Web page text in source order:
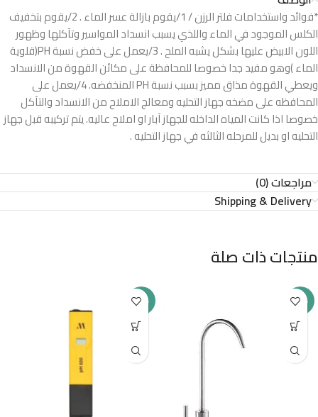
*فوائد واستخدامات فلتر الرزن / 1/يقوم بازالة عسر الماء . 2/يقوم بتخفيف
الكلس الموجود في الماء واللذي يسبب انسداد المواسير وتآكلها وظهور
اللون الابيض عليها بشكل يشبه الملح . 3/يعمل على خفض نسبة PH(قلوية
الماء )وهو مفيد جدا خصوصا للمحافظة على مكائن القهوة من الانسداد
ويعطي القهوة مذاق مميز بسبب نسبة PH المنخفضه. 4/يعمل على
المحافظه على مضخه جهاز التحليه ومعالج الاملاح من الانسداد والتآكل
خصوصا اذا كانت المياه الداخله للجهاز آبار او املاح عاليه. يتم تركيبه قبل جهاز
التحليه او بديل للمرحله الثالثه في جهاز التحليه .
مراجعات (0)
Shipping & Delivery
منتجات ذات صلة
-18%
-23%